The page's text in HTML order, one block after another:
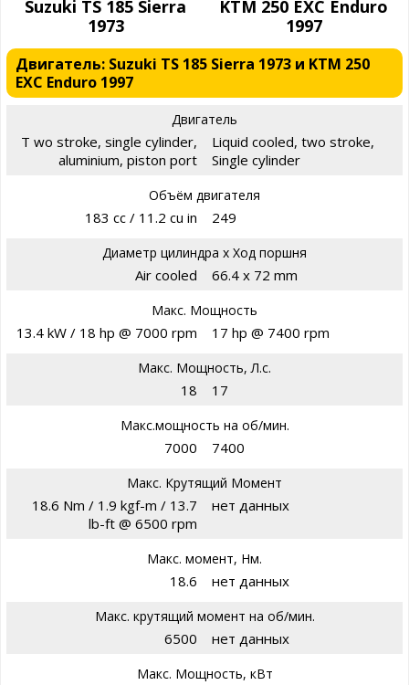
Suzuki TS 185 Sierra
1973
KTM 250 EXC Enduro
1997
Двигатель: Suzuki TS 185 Sierra 1973 и KTM 250
EXC Enduro 1997
Двигатель
T wo stroke, single cylinder,
aluminium, piston port
Liquid cooled, two stroke,
Single cylinder
Объём двигателя
183 cc / 11.2 cu in 249
Диаметр цилиндра х Ход поршня
Air cooled 66.4 x 72 mm
Макс. Мощность
13.4 kW / 18 hp @ 7000 rpm 17 hp @ 7400 rpm
Макс. Мощность, Л.с.
18 17
Макс.мощность на об/мин.
7000 7400
Макс. Крутящий Момент
18.6 Nm / 1.9 kgf-m / 13.7
lb-ft @ 6500 rpm
нет данных
Макс. момент, Нм.
18.6 нет данных
Макс. крутящий момент на об/мин.
6500 нет данных
Макс. Мощность, кВт